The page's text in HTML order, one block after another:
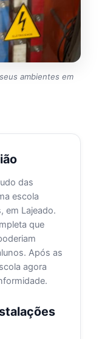
ambientes em
das
escola
em Lajeado.
que
Após as
agora